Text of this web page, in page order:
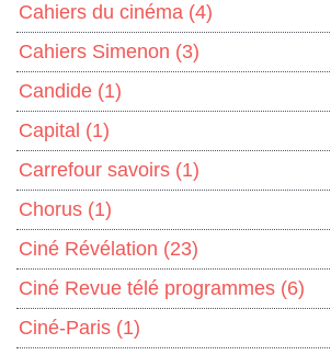
Cahiers du cinéma (4)
Cahiers Simenon (3)
Candide (1)
Capital (1)
Carrefour savoirs (1)
Chorus (1)
Ciné Révélation (23)
Ciné Revue télé programmes (6)
Ciné-Paris (1)